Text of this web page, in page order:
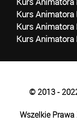
Kurs Animatora
Kurs Animatora
Kurs Animatora
© 2013 -
Wszelkie